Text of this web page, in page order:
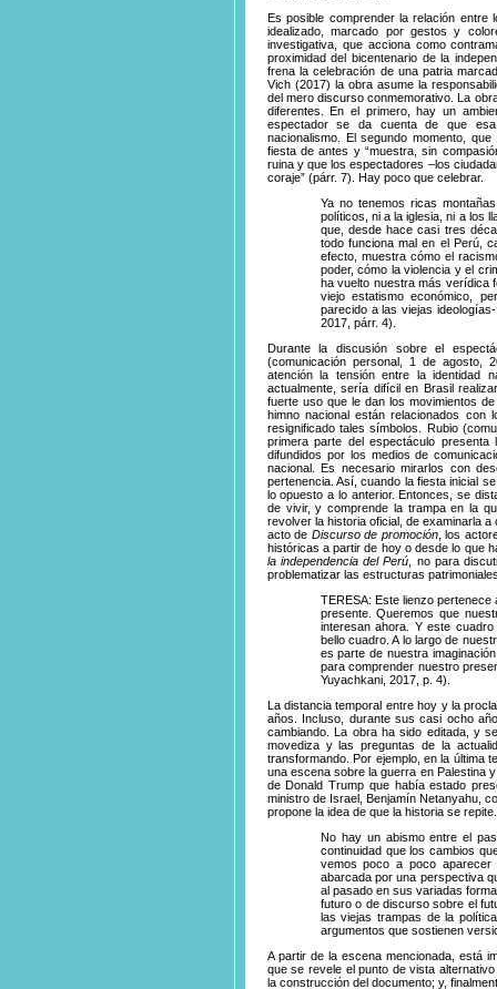
Es posible comprender la relación
idealizado, marcado por gestos y
investigativa, que acciona como
proximidad del bicentenario de la
frena la celebración de una patria
Vich (2017) la obra asume la
del mero discurso conmemorativo. La
diferentes. En el primero, hay un
espectador se da cuenta de que
nacionalismo. El segundo momento,
fiesta de antes y “muestra, sin
ruina y que los espectadores –los
coraje” (párr. 7). Hay poco que celebrar.
Ya no tenemos ricas
políticos, ni a la iglesia, ni a los
que, desde hace casi tres
todo funciona mal en el Perú,
efecto, muestra cómo el
poder, cómo la violencia y el
ha vuelto nuestra más verídica
viejo estatismo económico,
parecido a las viejas
2017, párr. 4).
Durante la discusión sobre el
(comunicación personal, 1 de agosto,
atención la tensión entre la identidad
actualmente, sería difícil en Brasil
fuerte uso que le dan los movimientos
himno nacional están relacionados con
resignificado tales símbolos. Rubio
primera parte del espectáculo
difundidos por los medios de
nacional. Es necesario mirarlos con
pertenencia. Así, cuando la fiesta inicial
lo opuesto a lo anterior. Entonces, se
de vivir, y comprende la trampa en la
revolver la historia oficial, de examinarla
acto de Discurso de promoción, los
históricas a partir de hoy o desde lo que
la independencia del Perú , no para
problematizar las estructuras
TERESA: Este lienzo
presente. Queremos que
interesan ahora. Y este
bello cuadro. A lo largo de
es parte de nuestra
para comprender nuestro
Yuyachkani, 2017, p. 4).
La distancia temporal entre hoy y la
años. Incluso, durante sus casi ocho
cambiando. La obra ha sido editada, y
movediza y las preguntas de la
transformando. Por ejemplo, en la última
una escena sobre la guerra en Palestina
de Donald Trump que había estado
ministro de Israel, Benjamín Netanyahu,
propone la idea de que la historia se repite.
No hay un abismo entre el
continuidad que los cambios
vemos poco a poco
abarcada por una perspectiva
al pasado en sus variadas
futuro o de discurso sobre el
las viejas trampas de la
argumentos que sostienen
A partir de la escena mencionada, está
que se revele el punto de vista
la construcción del documento; y,